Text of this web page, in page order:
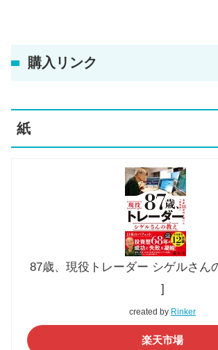
購入リンク
紙
87歳、現役トレーダー シゲルさん
]
created by Rinker
楽天市場